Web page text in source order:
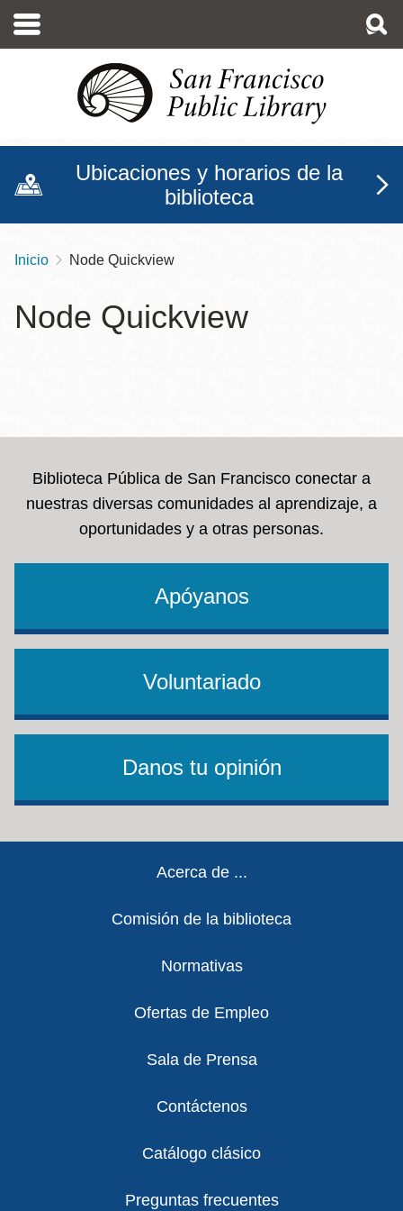
contenido
Ubicaciones y horarios de la
biblioteca
Sobrescribir
de
navegación
Inicio Node Quickview
Node Quickview
Biblioteca Pública de San Francisco conectar a
nuestras diversas comunidades al aprendizaje, a
oportunidades y a otras personas.
Apóyanos
Voluntariado
Danos tu opinión
Acerca de ...
Comisión de la biblioteca
Normativas
Ofertas de Empleo
Sala de Prensa
Contáctenos
Catálogo clásico
Preguntas frecuentes